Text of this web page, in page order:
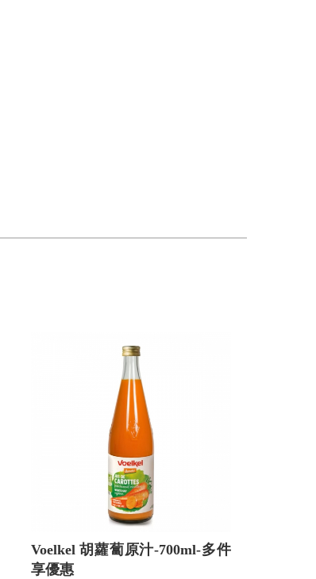
Voelkel 胡蘿蔔原汁-700ml-多件
享優惠